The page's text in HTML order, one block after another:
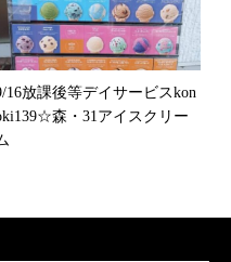
16放課後等デイサービスkon
森・31アイスクリー